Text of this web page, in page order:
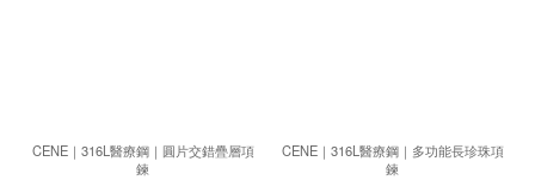
CENE｜316L醫療鋼｜圓片交錯疊層項
鍊
CENE｜316L醫療鋼｜多功能長珍珠項
鍊